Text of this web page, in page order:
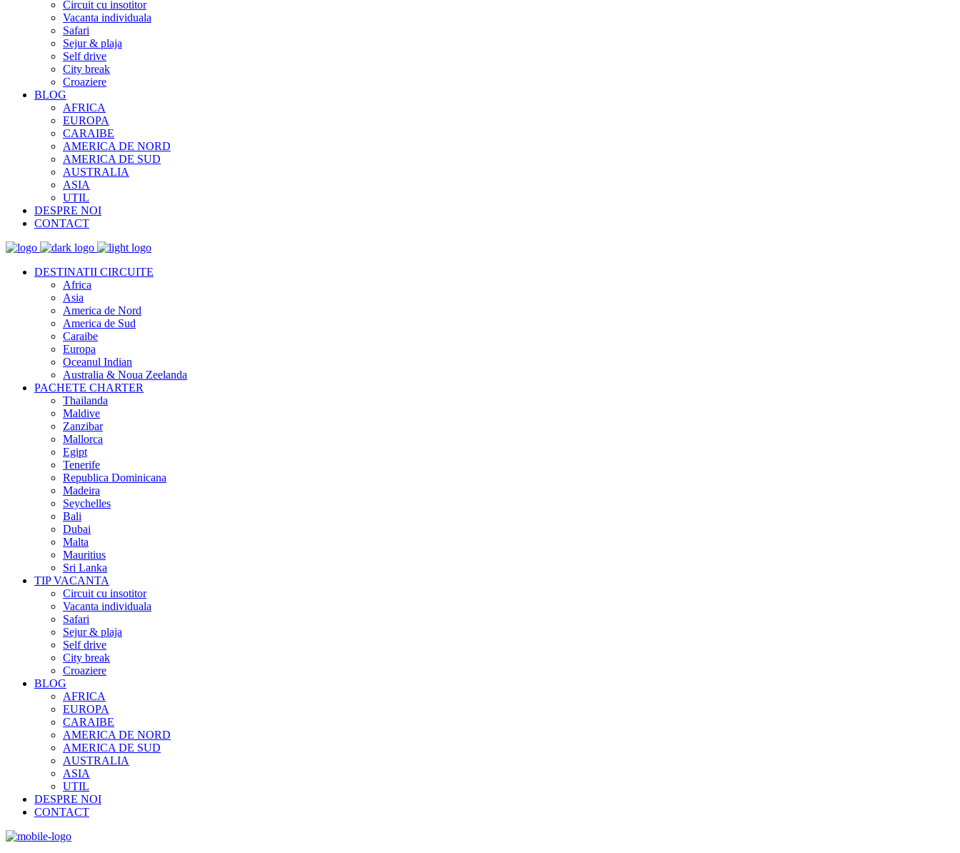
Circuit cu insotitor
Vacanta individuala
Safari
Sejur & plaja
Self drive
City break
Croaziere
BLOG
AFRICA
EUROPA
CARAIBE
AMERICA DE NORD
AMERICA DE SUD
AUSTRALIA
ASIA
UTIL
DESPRE NOI
CONTACT
DESTINATII CIRCUITE
Africa
Asia
America de Nord
America de Sud
Caraibe
Europa
Oceanul Indian
Australia & Noua Zeelanda
PACHETE CHARTER
Thailanda
Maldive
Zanzibar
Mallorca
Egipt
Tenerife
Republica Dominicana
Madeira
Seychelles
Bali
Dubai
Malta
Mauritius
Sri Lanka
TIP VACANTA
Circuit cu insotitor
Vacanta individuala
Safari
Sejur & plaja
Self drive
City break
Croaziere
BLOG
AFRICA
EUROPA
CARAIBE
AMERICA DE NORD
AMERICA DE SUD
AUSTRALIA
ASIA
UTIL
DESPRE NOI
CONTACT